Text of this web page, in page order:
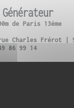
de Paris 13ème
Charles Frérot |
86 99 14
B Gentilly ou Vélib